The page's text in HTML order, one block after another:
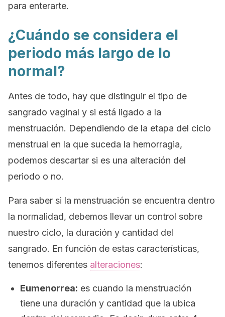
para enterarte.
¿Cuándo se considera el
periodo más largo de lo
normal?
Antes de todo, hay que distinguir el tipo de
sangrado vaginal y si está ligado a la
menstruación. Dependiendo de la etapa del ciclo
menstrual en la que suceda la hemorragia,
podemos descartar si es una alteración del
periodo o no.
Para saber si la menstruación se encuentra dentro
la normalidad, debemos llevar un control sobre
nuestro ciclo, la duración y cantidad del
sangrado. En función de estas características,
tenemos diferentes alteraciones:
Eumenorrea: es cuando la menstruación
tiene una duración y cantidad que la ubica